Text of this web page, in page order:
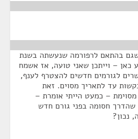
שגם בהתאם לרפורמה שנעשתה בשנת
כאן – וייתכן שאני טועה, אז אשמח
לגורמים חדשים להצטרף לענף,
עד לתאריך מסוים. זאת
– כמעט הייתי אומרת –
חסומה בפני גורם חדש
נכון?